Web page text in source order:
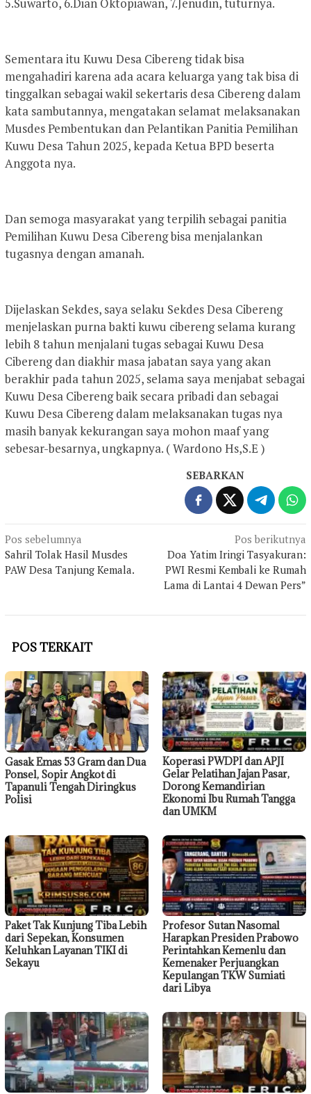
Sementara itu Kuwu Desa Cibereng tidak bisa
mengahadiri karena ada acara keluarga yang tak bisa di
tinggalkan sebagai wakil sekertaris desa Cibereng dalam
kata sambutannya, mengatakan selamat melaksanakan
Musdes Pembentukan dan Pelantikan Panitia Pemilihan
Kuwu Desa Tahun 2025, kepada Ketua BPD beserta
Anggota nya.
Dan semoga masyarakat yang terpilih sebagai panitia
Pemilihan Kuwu Desa Cibereng bisa menjalankan
tugasnya dengan amanah.
Dijelaskan Sekdes, saya selaku Sekdes Desa Cibereng
menjelaskan purna bakti kuwu cibereng selama kurang
lebih 8 tahun menjalani tugas sebagai Kuwu Desa
Cibereng dan diakhir masa jabatan saya yang akan
berakhir pada tahun 2025, selama saya menjabat sebagai
Kuwu Desa Cibereng baik secara pribadi dan sebagai
Kuwu Desa Cibereng dalam melaksanakan tugas nya
masih banyak kekurangan saya mohon maaf yang
sebesar-besarnya, ungkapnya. ( Wardono Hs,S.E )
SEBARKAN
Navigasi
pos
Pos sebelumnya
Sahril Tolak Hasil Musdes
PAW Desa Tanjung Kemala.
Pos berikutnya
Doa Yatim Iringi Tasyakuran:
PWI Resmi Kembali ke Rumah
Lama di Lantai 4 Dewan Pers”
POS TERKAIT
Gasak Emas 53 Gram dan Dua
Ponsel, Sopir Angkot di
Tapanuli Tengah Diringkus
Polisi
Koperasi PWDPI dan APJI
Gelar Pelatihan Jajan Pasar,
Dorong Kemandirian
Ekonomi Ibu Rumah Tangga
dan UMKM
Paket Tak Kunjung Tiba Lebih
dari Sepekan, Konsumen
Keluhkan Layanan TIKI di
Sekayu
Profesor Sutan Nasomal
Harapkan Presiden Prabowo
Perintahkan Kemenlu dan
Kemenaker Perjuangkan
Kepulangan TKW Sumiati
dari Libya